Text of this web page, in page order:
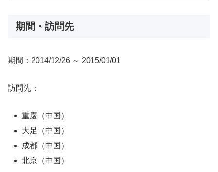
期間・訪問先
期間：2014/12/26 ～ 2015/01/01
訪問先：
重慶（中国）
大足（中国）
成都（中国）
北京（中国）